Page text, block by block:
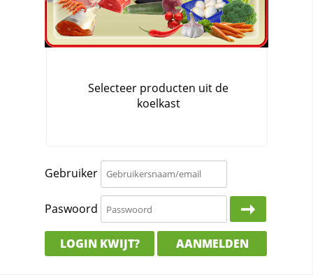
Gebruiker
Paswoord
LOGIN KWIJT? AANMELDEN